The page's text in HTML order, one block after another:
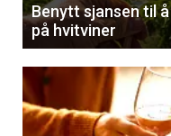
Benytt sjansen til
på hvitviner